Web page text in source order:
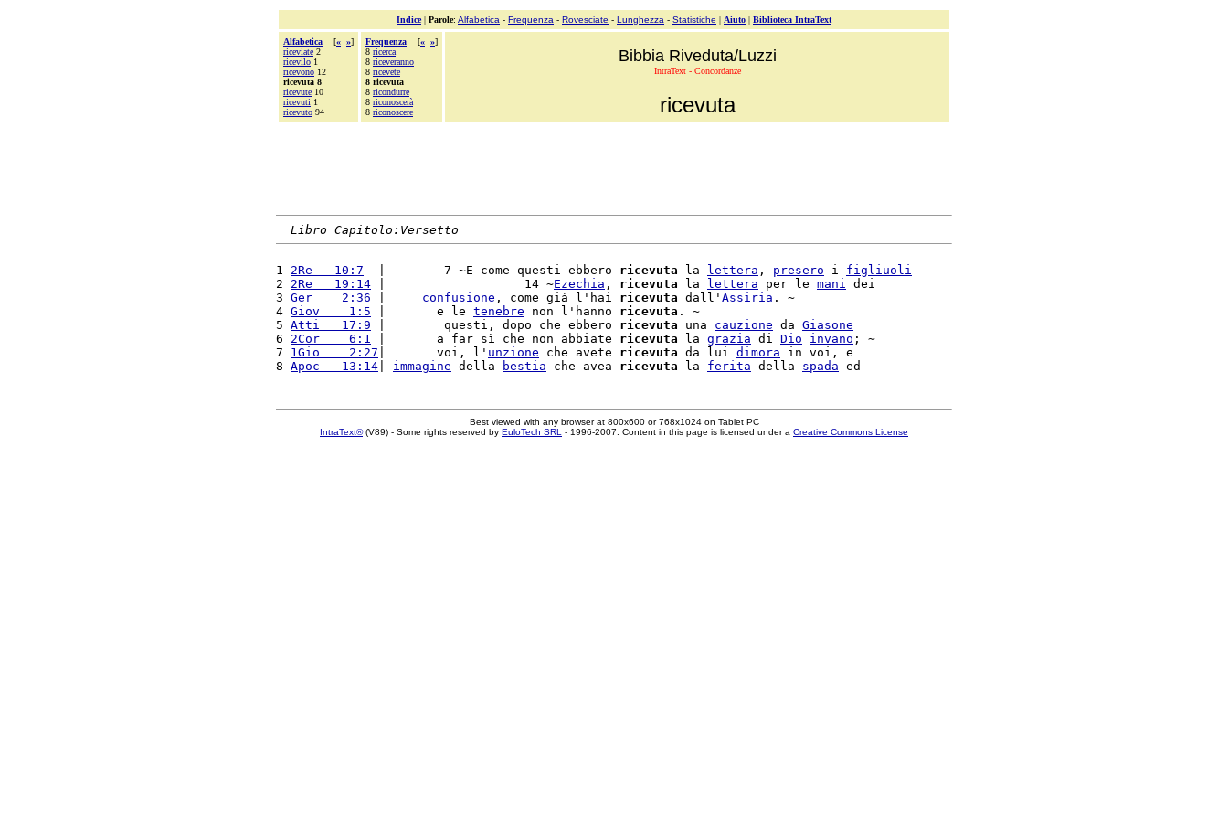
Indice| Parole: Alfabetica - Frequenza - Rovesciate - Lunghezza - Statistiche | Aiuto | Biblioteca IntraText
Alfabetica [« »]
riceviate 2
ricevilo 1
ricevono 12
ricevuta 8
ricevute 10
ricevuti 1
ricevuto 94
Frequenza [« »]
8 ricerca
8 riceveranno
8 ricevete
8 ricevuta
8 ricondurre
8 riconoscerà
8 riconoscere
Bibbia Riveduta/Luzzi
IntraText - Concordanze
ricevuta
Libro Capitolo:Versetto
1 2Re   10:7
  |        7 ~E come questi ebbero
ricevuta la lettera , presero i figliuoli
2 2Re   19:14 |                   14 ~Ezechia , ricevuta la lettera per le mani dei
3 Ger    2:36 confusione , come già l'hai ricevuta dall' Assiria . ~
4 Giov    1:5 |       e le tenebre non l'hanno ricevuta . ~
5 Atti   17:9 |        questi, dopo che ebbero ricevuta una cauzione da Giasone
6 2Cor    6:1 |       a far sì che non abbiate ricevuta la grazia di Dio invano ; ~
7 1Gio    2:27 |       voi, l' unzione che avete ricevuta da lui dimora in voi, e
8 Apoc   13:14 immagine della bestia che avea ricevuta la ferita della spada
Best viewed with any browser at 800x600 or 768x1024 on Tablet PC
IntraText®(V89) - Some rights reserved by EuloTech SRL - 1996-2007. Content in this page is licensed under a Creative Commons License